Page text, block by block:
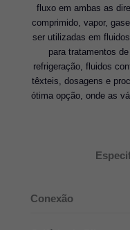
fluxo em ambas as
comprimido, vapor,
ser utilizadas em
para tratamentos
refrigeração, fluidos
têxteis, dosagens e
ótima opção, onde as
Conexão